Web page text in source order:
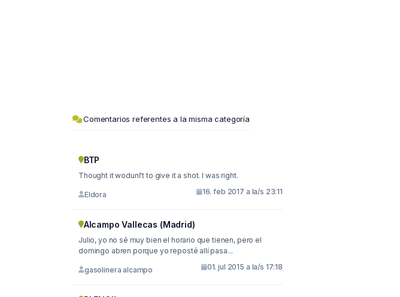
Comentarios referentes a la misma categoría
BTP
Thought it wodunl't to give it a shot. I was right.
Eldora 16. feb 2017 a la/s 23:11
Alcampo Vallecas (Madrid)
Julio, yo no sé muy bien el horario que tienen, pero el
domingo abren porque yo reposté allí pasa...
gasolinera alcampo 01. jul 2015 a la/s 17:18